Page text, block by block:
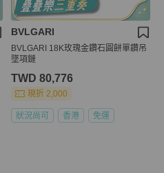
BVLGARI
BVLGARI 18K玫瑰金鑽石圓餅單鑽吊
墜項鏈
TWD 80,776
現折 2,000
狀況尚可 香港 免運